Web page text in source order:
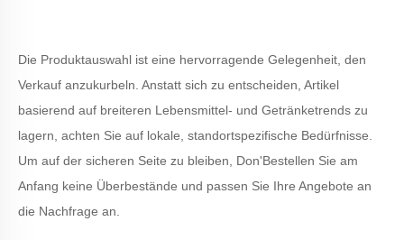
Die Produktauswahl ist eine hervorragende Gelegenheit, den
Verkauf anzukurbeln. Anstatt sich zu entscheiden, Artikel
basierend auf breiteren Lebensmittel- und Getränketrends zu
lagern, achten Sie auf lokale, standortspezifische Bedürfnisse.
Um auf der sicheren Seite zu bleiben, Don'Bestellen Sie am
Anfang keine Überbestände und passen Sie Ihre Angebote an
die Nachfrage an.